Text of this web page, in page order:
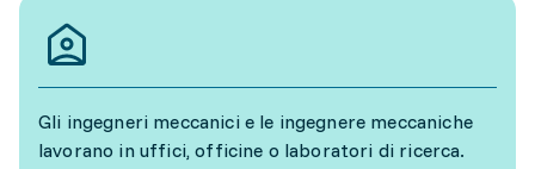
Gli ingegneri meccanici e le ingegnere meccaniche
lavorano in uffici, officine o laboratori di ricerca.